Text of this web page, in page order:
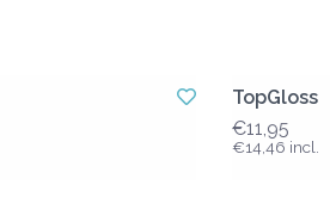
TopGloss
€11,95
€14,46 incl.